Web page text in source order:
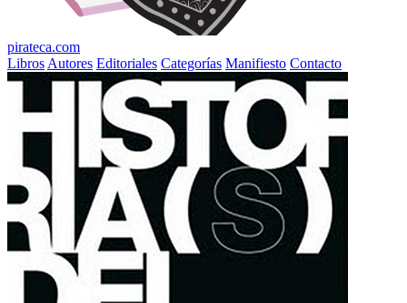
pirateca.com
Libros Autores Editoriales Categorías Manifiesto Contacto